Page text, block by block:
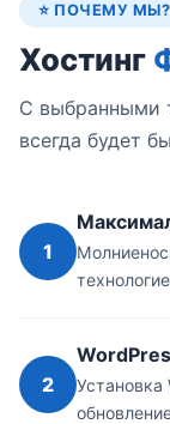
⭐ ПОЧЕМУ МЫ?
Хостинг
С выбранными
всегда будет
1
2
Установка